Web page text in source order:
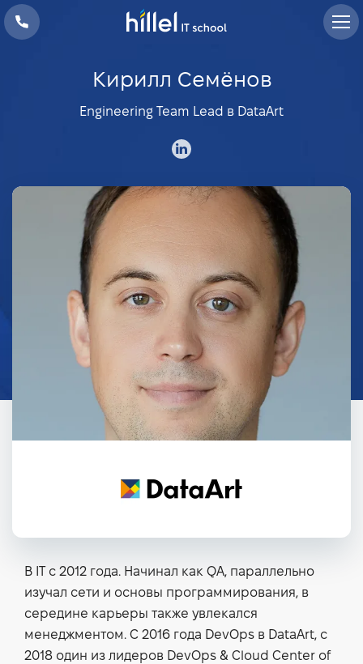
Кирилл Семёнов
Engineering Team Lead в DataArt
В IT с 2012 года. Начинал как QA, параллельно
изучал сети и основы программирования, в
середине карьеры также увлекался
менеджментом. С 2016 года DevOps в DataArt, с
2018 один из лидеров DevOps & Cloud Center of